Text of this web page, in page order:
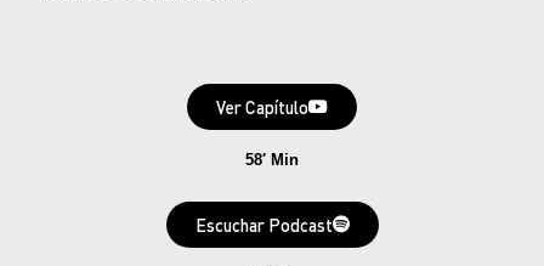
Ver Capítulo
58′ Min
Escuchar Podcast